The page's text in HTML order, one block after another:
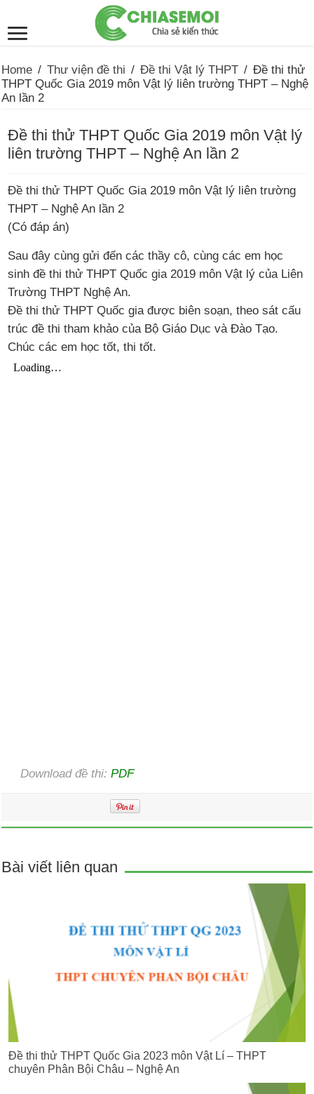
Home / Thư viện đề thi / Đề thi Vật lý THPT / Đề thi thử
THPT Quốc Gia 2019 môn Vật lý liên trường THPT – Nghệ
An lần 2
Đề thi thử THPT Quốc Gia 2019 môn Vật lý
liên trường THPT – Nghệ An lần 2
Đề thi thử THPT Quốc Gia 2019 môn Vật lý liên trường
THPT – Nghệ An lần 2
(Có đáp án)
Sau đây cùng gửi đến các thầy cô, cùng các em học
sinh đề thi thử THPT Quốc gia 2019 môn Vật lý của Liên
Trường THPT Nghệ An.
Đề thi thử THPT Quốc gia được biên soạn, theo sát cấu
trúc đề thi tham khảo của Bộ Giáo Dục và Đào Tạo.
Chúc các em học tốt, thi tốt.
Download đề thi:PDF
Bài viết liên quan
Đề thi thử THPT Quốc Gia 2023 môn Vật Lí – THPT
chuyên Phân Bội Châu – Nghệ An